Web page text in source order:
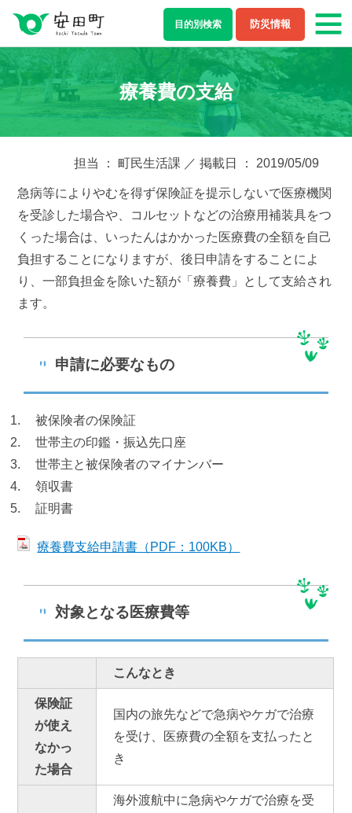
防災情報
目的別検索
もしもの場合
防災・救急情報 夜間・休日診療案内
ライフステージ
結婚・離婚 妊娠・出産
子育て 学校教育
就職・退職 健康・福祉
お悔やみ
いろいろな検索
分類で探す
カレンダーで探す
施設案内
観光情報 移住情報
ふるさと納税
療養費の支給
担当 ： 町民生活課 ／ 掲載日 ： 2019/05/09
急病等によりやむを得ず保険証を提示しないで医療機関
を受診した場合や、コルセットなどの治療用補装具をつ
くった場合は、いったんはかかった医療費の全額を自己
負担することになりますが、後日申請をすることによ
り、一部負担金を除いた額が「療養費」として支給され
ます。
申請に必要なもの
被保険者の保険証
世帯主の印鑑・振込先口座
世帯主と被保険者のマイナンバー
領収書
証明書
療養費支給申請書（PDF：100KB）
対象となる医療費等
こんなとき
保険証
が使え
なかっ
た場合
国内の旅先などで急病やケガで治療
を受け、医療費の全額を支払ったと
き
海外渡航中に急病やケガで治療を受